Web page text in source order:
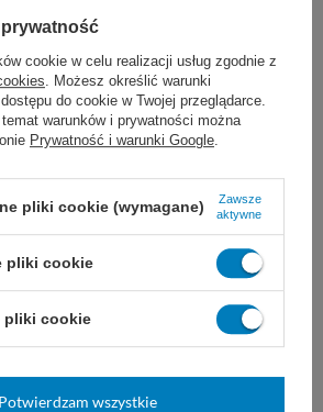
ochronne
i
i pudru.
i
19,00 zł
kobaltowe (100 szt.)
Jednorazowe rękawice ochronne
o wysokiej elastyczności i
odporności. Bezpieczne dla
skóry, bez lateksu i pudru,
idealne do medycyny,
kosmetologii, gastronomii i prac
domowych.
Dostępny
DO KOSZYKA
11,99 zł - 12,99 zł
prywatność
cookie w celu realizacji usług zgodnie z
. Możesz określić warunki
do cookie w Twojej przeglądarce.
warunków i prywatności można
Prywatność i warunki Google.
pliki cookie (wymagane)
Zawsze
aktywne
pliki cookie
pliki cookie
Potwierdzam wszystkie